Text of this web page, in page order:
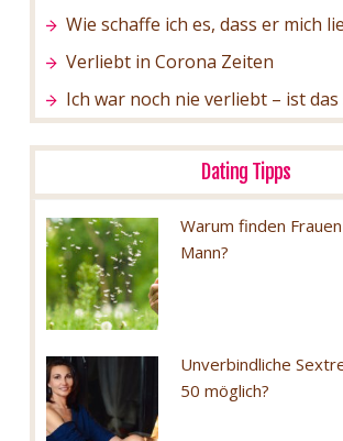
Wie schaffe ich es, dass er mich
Verliebt in Corona Zeiten
Ich war noch nie verliebt – ist das
Dating Tipps
Warum finden
Mann?
Unverbindliche
50 möglich?